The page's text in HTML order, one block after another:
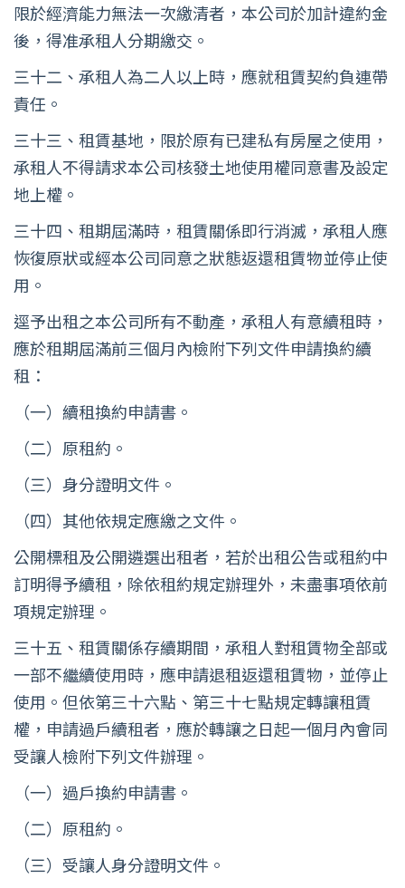
限於經濟能力無法一次繳清者，本公司於加計違約金
後，得准承租人分期繳交。
三十二、承租人為二人以上時，應就租賃契約負連帶
責任。
三十三、租賃基地，限於原有已建私有房屋之使用，
承租人不得請求本公司核發土地使用權同意書及設定
地上權。
三十四、租期屆滿時，租賃關係即行消滅，承租人應
恢復原狀或經本公司同意之狀態返還租賃物並停止使
用。
逕予出租之本公司所有不動產，承租人有意續租時，
應於租期屆滿前三個月內檢附下列文件申請換約續
租：
（一）續租換約申請書。
（二）原租約。
（三）身分證明文件。
（四）其他依規定應繳之文件。
公開標租及公開遴選出租者，若於出租公告或租約中
訂明得予續租，除依租約規定辦理外，未盡事項依前
項規定辦理。
三十五、租賃關係存續期間，承租人對租賃物全部或
一部不繼續使用時，應申請退租返還租賃物，並停止
使用。但依第三十六點、第三十七點規定轉讓租賃
權，申請過戶續租者，應於轉讓之日起一個月內會同
受讓人檢附下列文件辦理。
（一）過戶換約申請書。
（二）原租約。
（三）受讓人身分證明文件。